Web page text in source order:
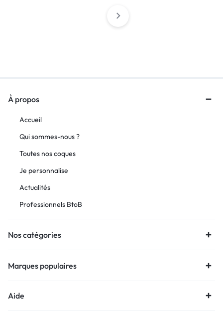
À propos
Accueil
Qui sommes-nous ?
Toutes nos coques
Je personnalise
Actualités
Professionnels BtoB
Nos catégories
Marques populaires
Aide